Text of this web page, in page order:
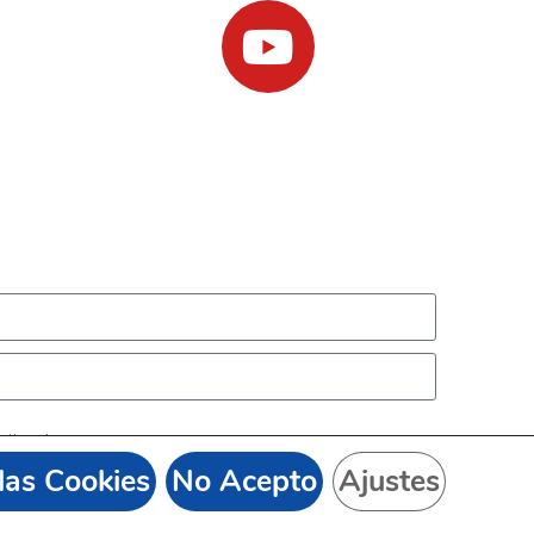
los servidores de Axarnet (proveedor de hosting de Olmisur) dentro
rectificar, limitar y suprimir tus datos en hola@dudaswp.com, así
Cookies No Acepto Ajustes